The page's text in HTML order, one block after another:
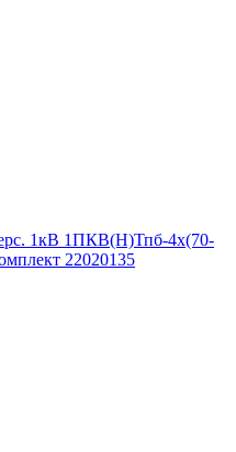
1кВ 1ПКВ(Н)Тпб-4х(70-
22020135